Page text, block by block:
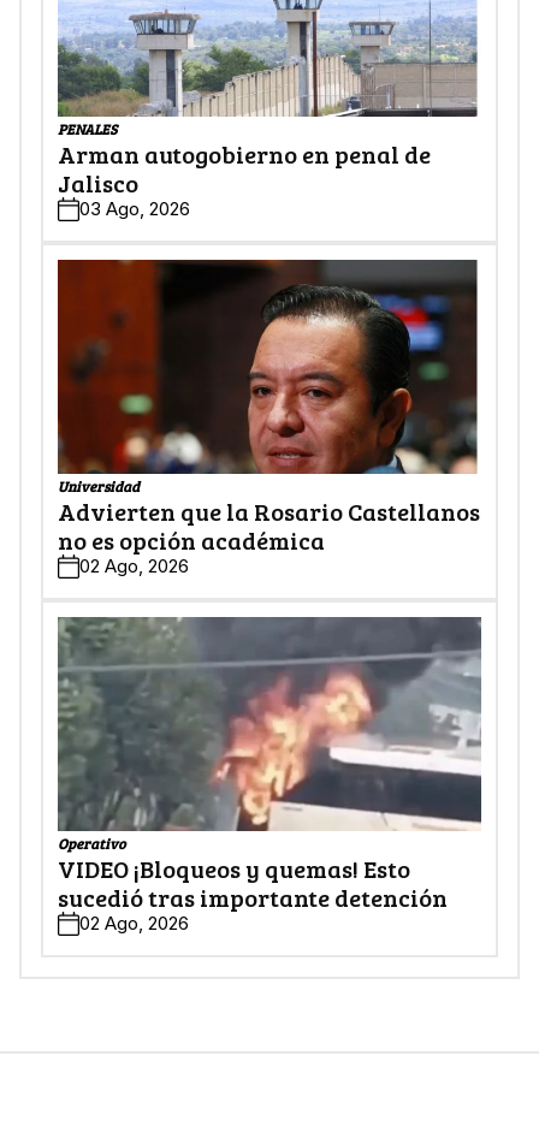
PENALES
Arman autogobierno en penal de
Jalisco
03 Ago, 2026
Universidad
Advierten que la Rosario Castellanos
no es opción académica
02 Ago, 2026
Operativo
VIDEO ¡Bloqueos y quemas! Esto
sucedió tras importante detención
02 Ago, 2026